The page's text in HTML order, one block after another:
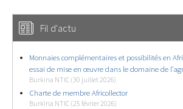
Fil d'actu
Monnaies complémentaires et possibilités en
essai de mise en œuvre dans le domaine de
Burkina NTIC (30 juillet 2026)
Charte de membre Africollector
Burkina NTIC (25 février 2026)